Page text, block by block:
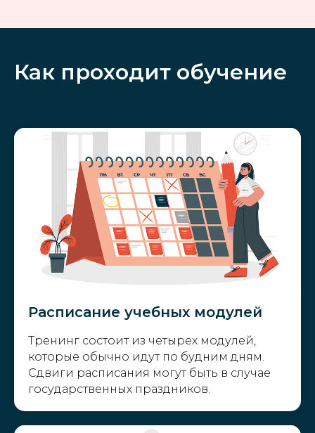
Как проходит обучение
Расписание учебных модулей
Тренинг состоит из четырех модулей,
которые обычно идут по будним дням.
Сдвиги расписания могут быть в случае
государственных праздников.